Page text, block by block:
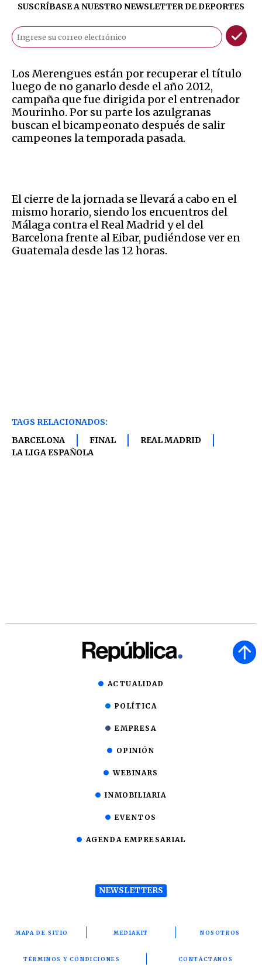
SUSCRÍBASE A NUESTRO NEWSLETTER DEDEPORTES
Los Merengues están por recuperar el título
luego de no ganarlo desde el año 2012,
campaña que fue dirigida por el entrenador
Mourinho. Por su parte los azulgranas
buscan el bicampeonato después de salir
campeones la temporada pasada.
El cierre de la jornada se llevará a cabo en el
mismo horario, siendo los encuentros del
Málaga contra el Real Madrid y el del
Barcelona frente al Eibar, pudiéndose ver en
Guatemala desde las 12 horas.
TAGS RELACIONADOS:
BARCELONA
FINAL
REAL MADRID
LA LIGA ESPAÑOLA
ACTUALIDAD
POLÍTICA
EMPRESA
OPINIÓN
WEBINARS
INMOBILIARIA
EVENTOS
AGENDA EMPRESARIAL
NEWSLETTERS
MAPA DE SITIO MEDIAKIT NOSOTROS
TÉRMINOS Y CONDICIONES CONTÁCTANOS